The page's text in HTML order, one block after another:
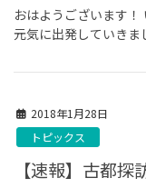
おはようございます！
元気に出発していきま
2018年1月28日
トピックス
【速報】古都